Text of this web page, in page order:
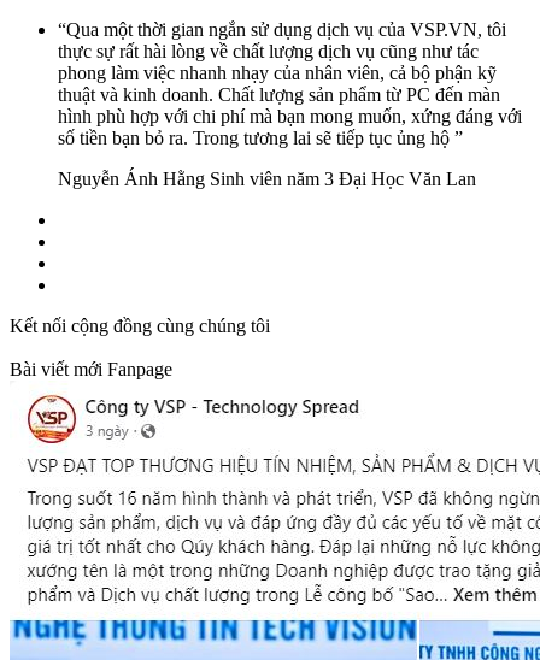
“Qua một thời gian ngắn sử dụng dịch vụ của VSP.VN, tôi
thực sự rất hài lòng về chất lượng dịch vụ cũng như tác
phong làm việc nhanh nhạy của nhân viên, cả bộ phận kỹ
thuật và kinh doanh. Chất lượng sản phẩm từ PC đến màn
hình phù hợp với chi phí mà bạn mong muốn, xứng đáng với
số tiền bạn bỏ ra. Trong tương lai sẽ tiếp tục ủng hộ ”
Nguyễn Ánh Hằng Sinh viên năm 3 Đại Học Văn Lan
Kết nối cộng đồng cùng chúng tôi
Bài viết mới Fanpage